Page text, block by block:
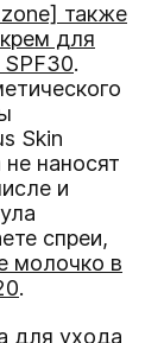
также
для
.
Skin
не наносят
и
спреи,
молочко в
.
для ухода